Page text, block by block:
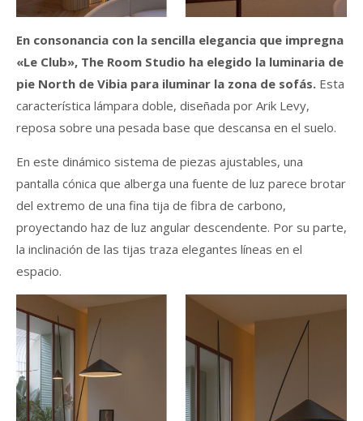
En consonancia con la sencilla elegancia que impregna
«Le Club», The Room Studio ha elegido la luminaria de
pie North de Vibia para iluminar la zona de sofás. Esta
característica lámpara doble, diseñada por Arik Levy,
reposa sobre una pesada base que descansa en el suelo.
En este dinámico sistema de piezas ajustables, una
pantalla cónica que alberga una fuente de luz parece brotar
del extremo de una fina tija de fibra de carbono,
proyectando haz de luz angular descendente. Por su parte,
la inclinación de las tijas traza elegantes líneas en el
espacio.